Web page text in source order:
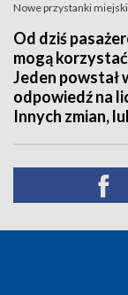
Nowe przystanki
Od dziś
mogą
Jeden powstał
odpowiedź na
Innych zmian,